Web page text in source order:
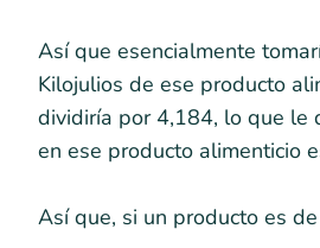
Así que esencialmente
Kilojulios de ese producto
dividiría por 4,184, lo que le
en ese producto alimenticio
Así que, si un producto es